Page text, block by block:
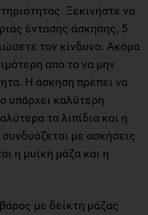
Ξεκινήστε να
έντασης άσκησης, 5
τον κίνδυνο. Ακόμα
από το να μην
Η άσκηση πρέπει να
υπάρχει καλύτερη
τα λιπίδια και η
με ασκήσεις
η μυϊκή μάζα και η
με δείκτη μάζας